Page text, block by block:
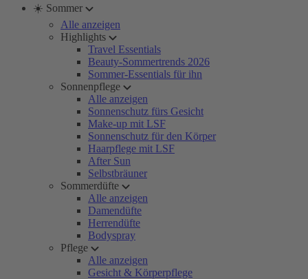
☀️ Sommer
Alle anzeigen
Highlights
Travel Essentials
Beauty-Sommertrends 2026
Sommer-Essentials für ihn
Sonnenpflege
Alle anzeigen
Sonnenschutz fürs Gesicht
Make-up mit LSF
Sonnenschutz für den Körper
Haarpflege mit LSF
After Sun
Selbstbräuner
Sommerdüfte
Alle anzeigen
Damendüfte
Herrendüfte
Bodyspray
Pflege
Alle anzeigen
Gesicht & Körperpflege